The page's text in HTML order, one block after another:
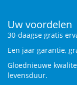
Uw voordelen
30-daagse gratis
Een jaar garantie,
Gloednieuwe
levensduur.